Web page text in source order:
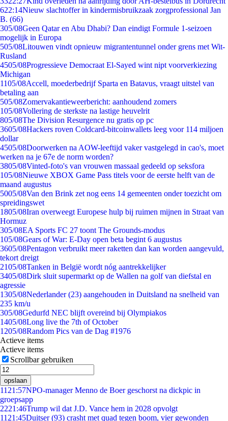
622:14Nieuw slachtoffer in kindermisbruikzaak zorgprofessional Jan
B. (66)
305/08Geen Qatar en Abu Dhabi? Dan eindigt Formule 1-seizoen
mogelijk in Europa
505/08Litouwen vindt opnieuw migrantentunnel onder grens met Wit-
Rusland
4505/08Progressieve Democraat El-Sayed wint nipt voorverkiezing
Michigan
1105/08Accell, moederbedrijf Sparta en Batavus, vraagt uitstel van
betaling aan
505/08Zomervakantieweerbericht: aanhoudend zomers
105/08Vollering de sterkste na lastige heuvelrit
805/08The Division Resurgence nu gratis op pc
3605/08Hackers roven Coldcard-bitcoinwallets leeg voor 114 miljoen
dollar
4505/08Doorwerken na AOW-leeftijd vaker vastgelegd in cao's, moet
werken na je 67e de norm worden?
3805/08Vinted-foto's van vrouwen massaal gedeeld op seksfora
105/08Nieuwe XBOX Game Pass titels voor de eerste helft van de
maand augustus
5005/08Van den Brink zet nog eens 14 gemeenten onder toezicht om
spreidingswet
1805/08Iran overweegt Europese hulp bij ruimen mijnen in Straat van
Hormuz
305/08EA Sports FC 27 toont The Grounds-modus
105/08Gears of War: E-Day open beta begint 6 augustus
3605/08Pentagon verbruikt meer raketten dan kan worden aangevuld,
tekort dreigt
2105/08Tanken in België wordt nóg aantrekkelijker
3405/08Dirk sluit supermarkt op de Wallen na golf van diefstal en
agressie
1305/08Nederlander (23) aangehouden in Duitsland na snelheid van
235 km/u
305/08Gedurfd NEC blijft overeind bij Olympiakos
1405/08Long live the 7th of October
1205/08Random Pics van de Dag #1976
Actieve items
Actieve items
Scrollbar gebruiken
opslaan
11 21:57NPO-manager Menno de Boer geschorst na dickpic in
groepsapp
2221:46Trump wil dat J.D. Vance hem in 2028 opvolgt
11 21:45Duitser (93) crasht met quad tegen boom, vier gewonden